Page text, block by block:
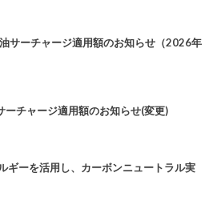
サーチャージ適用額のお知らせ（2026年
チャージ適用額のお知らせ(変更)
ギーを活用し、カーボンニュートラル実